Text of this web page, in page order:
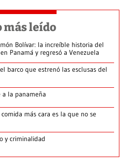
más leído
Bolívar: la increíble historia del
Panamá y regresó a Venezuela
barco que estrenó las esclusas del
a la panameña
comida más cara es la que no se
y criminalidad